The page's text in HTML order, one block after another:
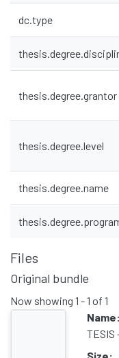
Communities &
Statistics
Contacto
Políticas
dc.type
thesis.degree.grantor
thesis.degree.level
thesis.degree.name
Files
Original bundle
Now showing 1 - 1 of 1
Name:
TESIS